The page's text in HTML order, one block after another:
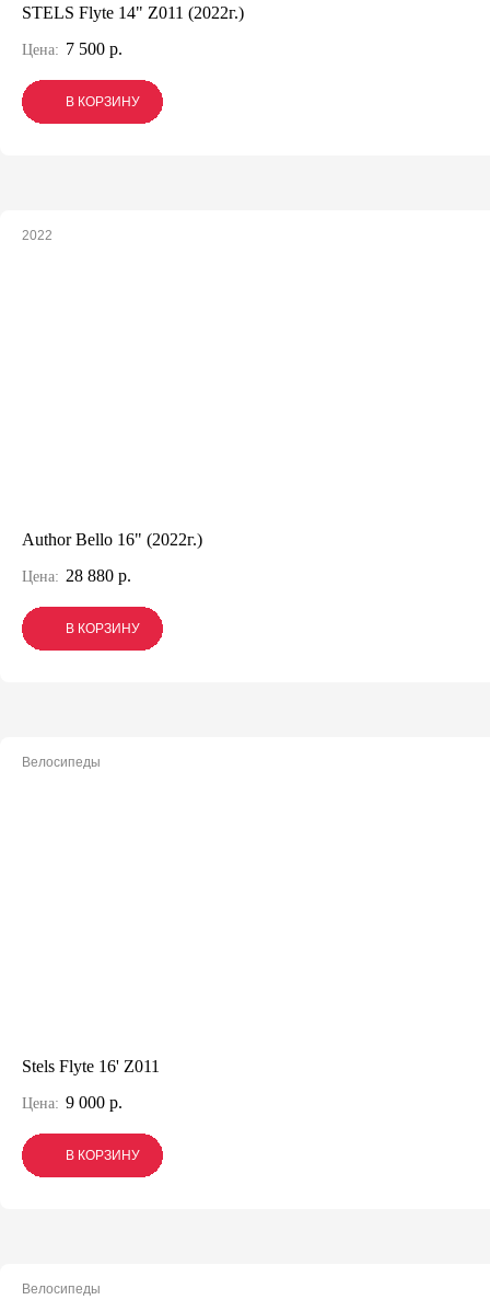
STELS Flyte 14" Z011 (2022г.)
Цена: 7 500 р.
В КОРЗИНУ
В КОРЗИНУ
В КОРЗИНУ
2022
Author Bello 16" (2022г.)
Цена: 28 880 р.
В КОРЗИНУ
В КОРЗИНУ
В КОРЗИНУ
Велосипеды
Stels Flyte 16' Z011
Цена: 9 000 р.
В КОРЗИНУ
В КОРЗИНУ
В КОРЗИНУ
Велосипеды